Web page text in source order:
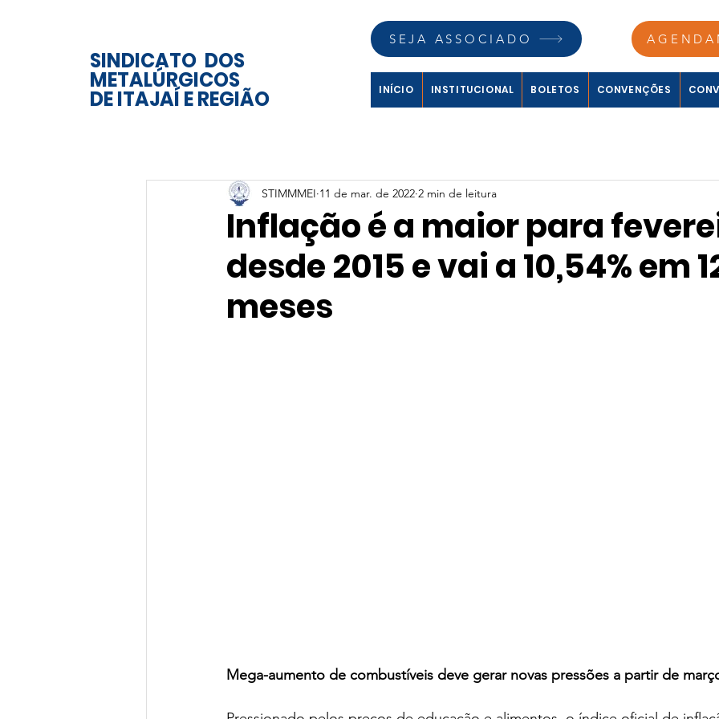
SINDICATO DOS
METALÚRGICOS
DE ITAJAÍ E REGIÃO
SEJA ASSOCIADO
INÍCIO INSTITUCIONAL BOLETOS CONVENÇÕES
Inflação é a maior para
desde 2015 e vai a 10,54% em
meses
STIMMMEI 11 de mar. de 2022 2 min de leitura
Mega-aumento de combustíveis deve gerar novas pressões a partir de